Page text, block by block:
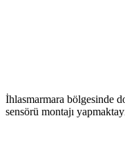
İhlasmarmara bölgesinde
sensörü montajı